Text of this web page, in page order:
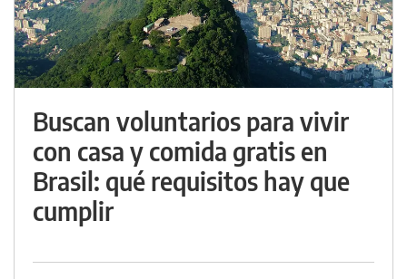
Buscan voluntarios para vivir
con casa y comida gratis en
Brasil: qué requisitos hay que
cumplir